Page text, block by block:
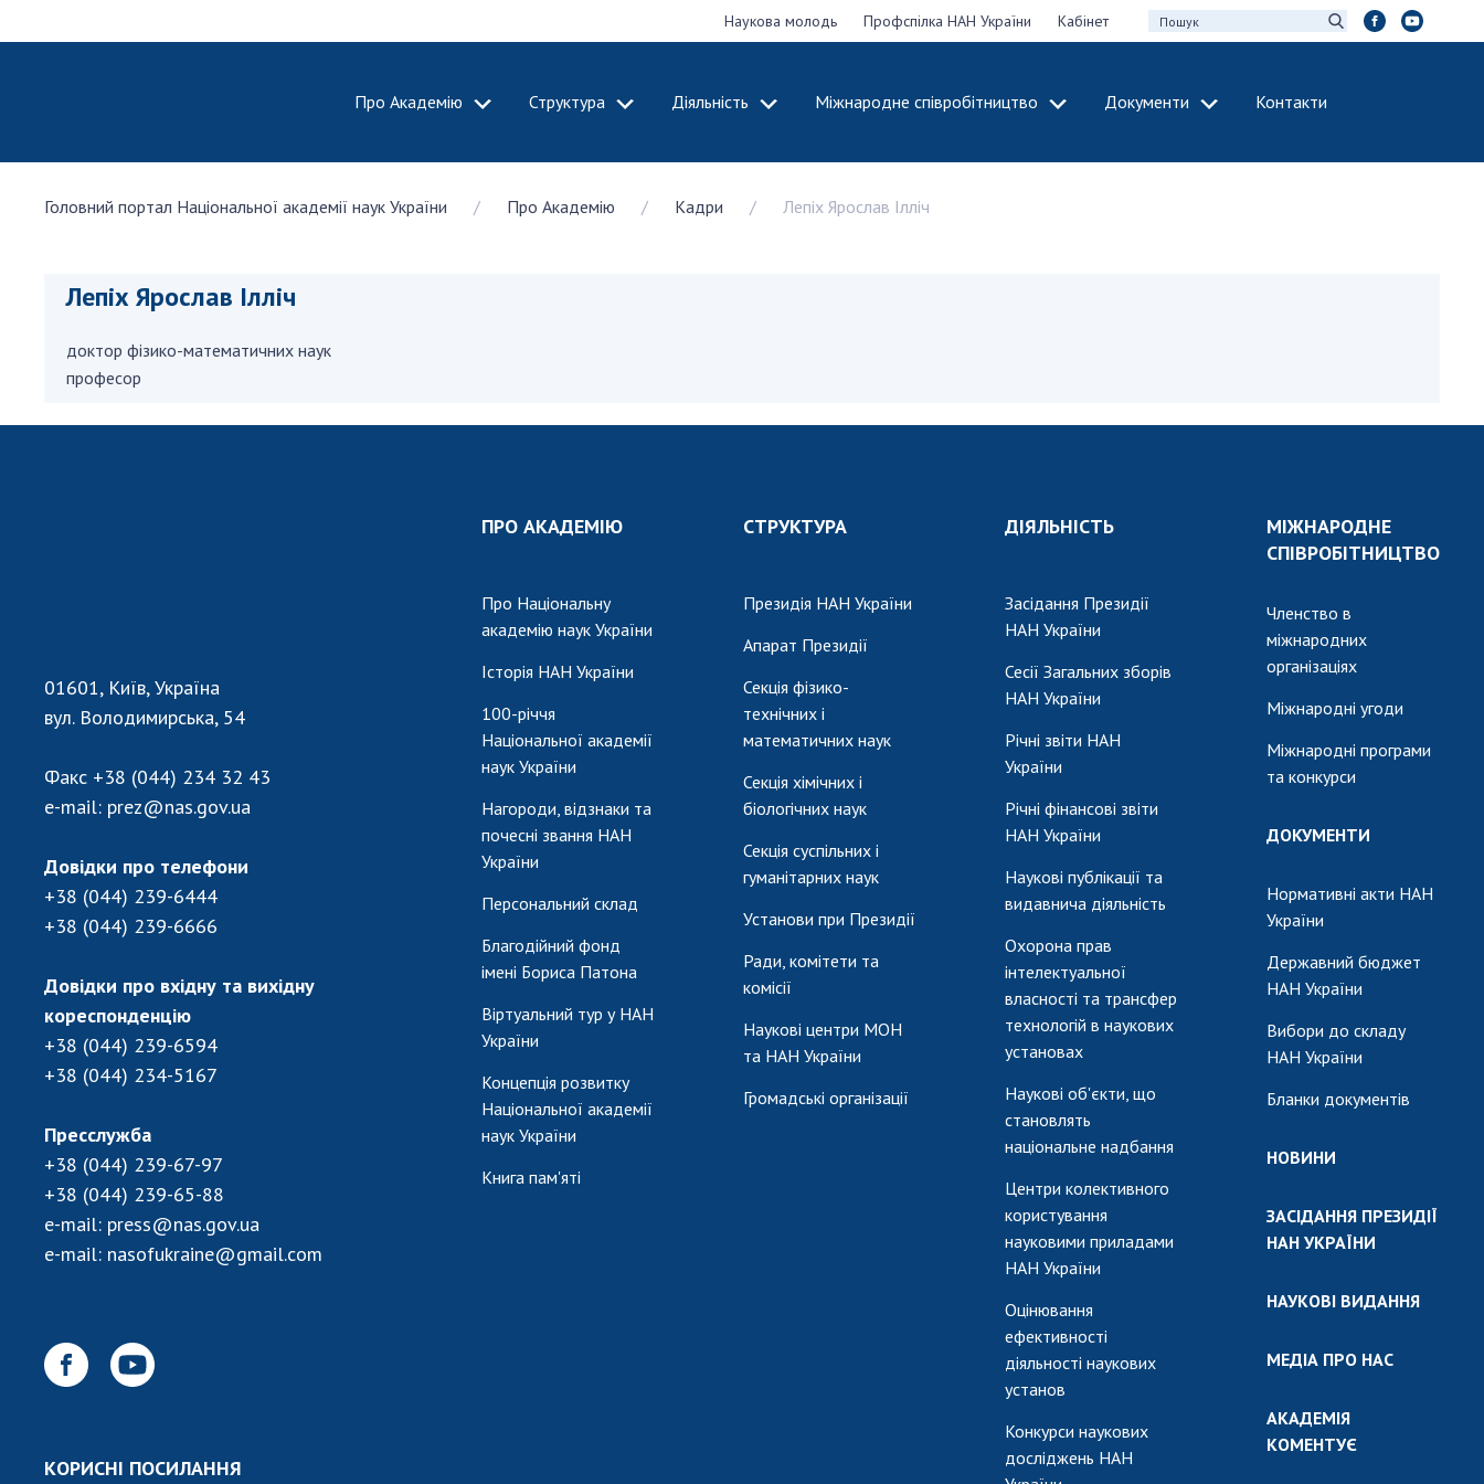
Наукова молодь Профспілка НАН України Кабінет
Про Академію Структура Діяльність Міжнародне співробітництво Документи Контакти
Про Національну
Персональний склад
Віртуальний тур у
НАН України
Концепція розвитку
академії наук
Книга пам'яті
Президія НАН
Ради, комітети
МОН та НАН
Громадські
організації
Засідання Президії НАН України
національне надбання
приладами НАН України
Оцінювання ефективності
діяльності наукових установ
Конкурси наукових досліджень
Відкрита наука в НАН України
Підготовка наукових кадрів
Робота з молоддю
СПІВРОБІТНИЦТВО
Державний
бюджет НАН
Вибори до складу
НАН України
Бланки документів
ЗАСІДАННЯ
УКРАЇНИ
ВИДАННЯ
АКАДЕМІЯ
КОМЕНТУЄ
КОНТАКТИ
ПРОФСПІЛКА НАН
Головний портал Національної академії наук України Про Академію Кадри Лепіх Ярослав Ілліч
Лепіх Ярослав Ілліч
доктор фізико-математичних наук
професор
01601, Київ, Україна
вул. Володимирська, 54
Факс +38 (044) 234 32 43
e-mail: prez@nas.gov.ua
Довідки про телефони
+38 (044) 239-6444
+38 (044) 239-6666
Довідки про вхідну та вихідну
кореспонденцію
+38 (044) 239-6594
+38 (044) 234-5167
Пресслужба
+38 (044) 239-67-97
+38 (044) 239-65-88
e-mail: press@nas.gov.ua
e-mail: nasofukraine@gmail.com
КОРИСНІ ПОСИЛАННЯ
ПРО АКАДЕМІЮ
Про Національну
академію наук України
Історія НАН України
100-річчя
Національної академії
наук України
Нагороди, відзнаки та
почесні звання НАН
України
Персональний склад
Благодійний фонд
імені Бориса Патона
Віртуальний тур у НАН
України
Концепція розвитку
Національної академії
наук України
Книга пам'яті
СТРУКТУРА
Президія НАН України
Апарат Президії
Секція фізико-
технічних і
математичних наук
Секція хімічних і
біологічних наук
Секція суспільних і
гуманітарних наук
Установи при Президії
Ради, комітети та
комісії
Наукові центри МОН
та НАН України
Громадські організації
ДІЯЛЬНІСТЬ
Засідання Президії
НАН України
Сесії Загальних зборів
НАН України
Річні звіти НАН
України
Річні фінансові звіти
НАН України
Наукові публікації та
видавнича діяльність
Охорона прав
інтелектуальної
власності та трансфер
технологій в наукових
установах
Наукові об'єкти, що
становлять
національне надбання
Центри колективного
користування
науковими приладами
НАН України
Оцінювання
ефективності
діяльності наукових
установ
Конкурси наукових
досліджень НАН
МІЖНАРОДНЕ
СПІВРОБІТНИЦТВО
Членство в
міжнародних
організаціях
Міжнародні угоди
Міжнародні програми
та конкурси
ДОКУМЕНТИ
Нормативні акти НАН
України
Державний бюджет
НАН України
Вибори до складу
НАН України
Бланки документів
НОВИНИ
ЗАСІДАННЯ ПРЕЗИДІЇ
НАН УКРАЇНИ
НАУКОВІ ВИДАННЯ
МЕДІА ПРО НАС
АКАДЕМІЯ
КОМЕНТУЄ